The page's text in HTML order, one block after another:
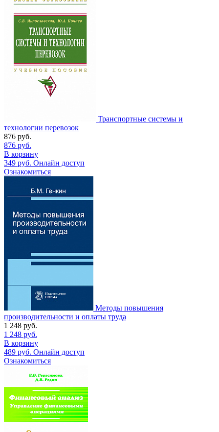
Транспортные системы и
технологии перевозок
876 руб.
876 руб.
В корзину
349 руб. Онлайн доступ
Ознакомиться
Методы повышения
производительности и оплаты труда
1 248 руб.
1 248 руб.
В корзину
489 руб. Онлайн доступ
Ознакомиться